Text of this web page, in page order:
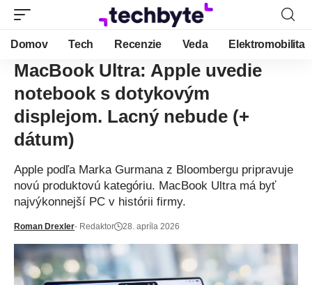
Domov Tech Recenzie Veda Elektromobilita
MacBook Ultra: Apple uvedie
notebook s dotykovým
displejom. Lacný nebude (+
dátum)
Apple podľa Marka Gurmana z Bloombergu pripravuje
novú produktovú kategóriu. MacBook Ultra má byť
najvýkonnejší PC v histórii firmy.
Roman Drexler- Redaktor 28. apríla 2026